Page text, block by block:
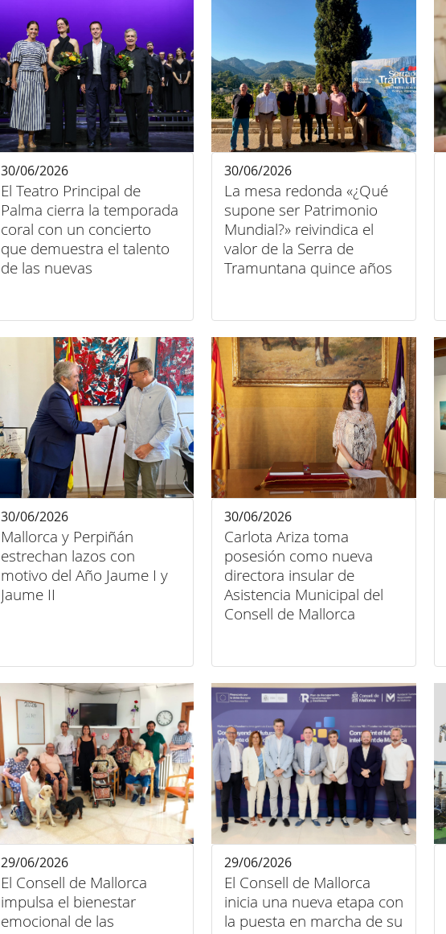
El Teatro Principal de
Palma cierra la temporada
coral con un concierto
que demuestra el talento
de las nuevas
30/06/2026
La mesa redonda «¿Qué
supone ser Patrimonio
Mundial?» reivindica el
valor de la Serra de
Tramuntana quince años
30/06/2026
Mallorca y Perpiñán
estrechan lazos con
motivo del Año Jaume I y
Jaume II
30/06/2026
Carlota Ariza toma
posesión como nueva
directora insular de
Asistencia Municipal del
Consell de Mallorca
30/06/2026
El Consell de Mallorca
impulsa el bienestar
emocional de las
29/06/2026
El Consell de Mallorca
inicia una nueva etapa con
la puesta en marcha de su
29/06/2026